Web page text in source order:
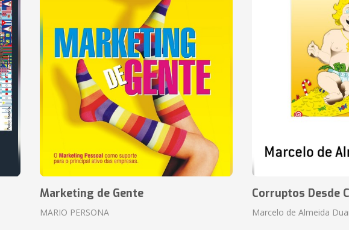
Marketing de Gente
MARIO PERSONA
Corruptos Desde
Marcelo de Almeida